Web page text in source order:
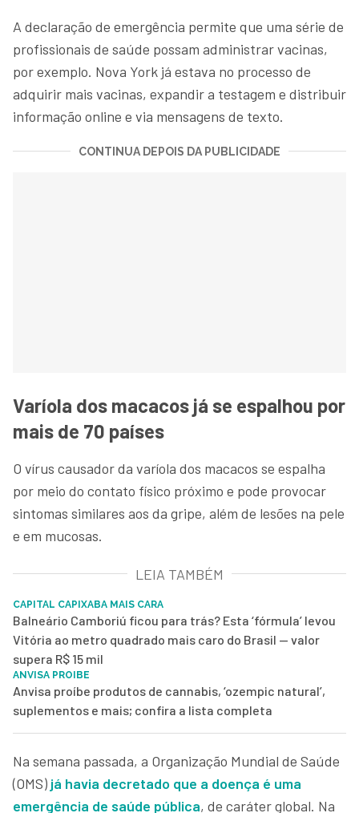
A declaração de emergência permite que uma série de
profissionais de saúde possam administrar vacinas,
por exemplo. Nova York já estava no processo de
adquirir mais vacinas, expandir a testagem e distribuir
informação online e via mensagens de texto.
CONTINUA DEPOIS DA PUBLICIDADE
Varíola dos macacos já se espalhou por
mais de 70 países
O vírus causador da varíola dos macacos se espalha
por meio do contato físico próximo e pode provocar
sintomas similares aos da gripe, além de lesões na pele
e em mucosas.
LEIA TAMBÉM
CAPITAL CAPIXABA MAIS CARA
Balneário Camboriú ficou para trás? Esta ‘fórmula’ levou
Vitória ao metro quadrado mais caro do Brasil — valor
supera R$ 15 mil
ANVISA PROIBE
Anvisa proíbe produtos de cannabis, ‘ozempic natural’,
suplementos e mais; confira a lista completa
Na semana passada, a Organização Mundial de Saúde
(OMS) já havia decretado que a doença é uma
emergência de saúde pública, de caráter global. Na